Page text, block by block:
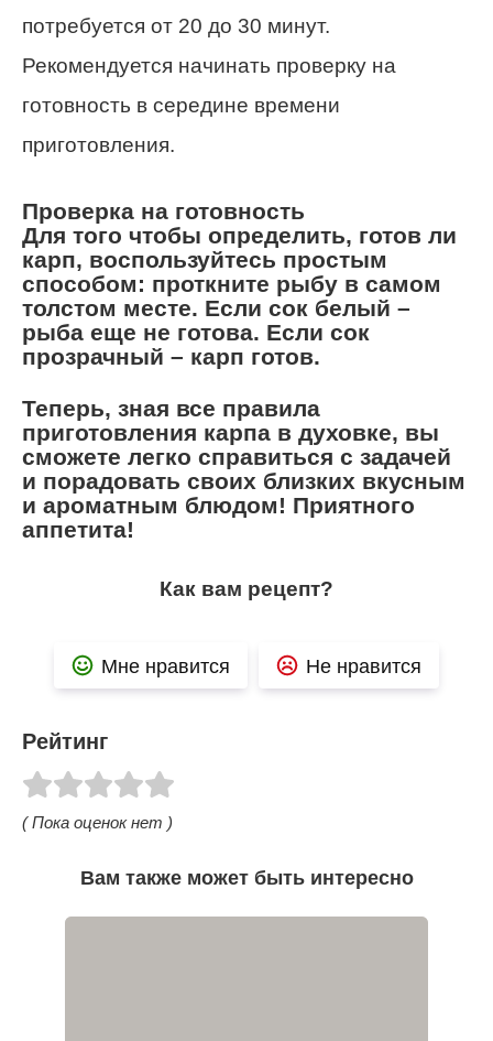
потребуется от 20 до 30 минут.
Рекомендуется начинать проверку на
готовность в середине времени
приготовления.
Проверка на готовность
Для того чтобы определить, готов ли
карп, воспользуйтесь простым
способом: проткните рыбу в самом
толстом месте. Если сок белый –
рыба еще не готова. Если сок
прозрачный – карп готов.
Теперь, зная все правила
приготовления карпа в духовке, вы
сможете легко справиться с задачей
и порадовать своих близких вкусным
и ароматным блюдом! Приятного
аппетита!
Как вам рецепт?
Мне нравится Не нравится
Рейтинг
( Пока оценок нет )
Вам также может быть интересно